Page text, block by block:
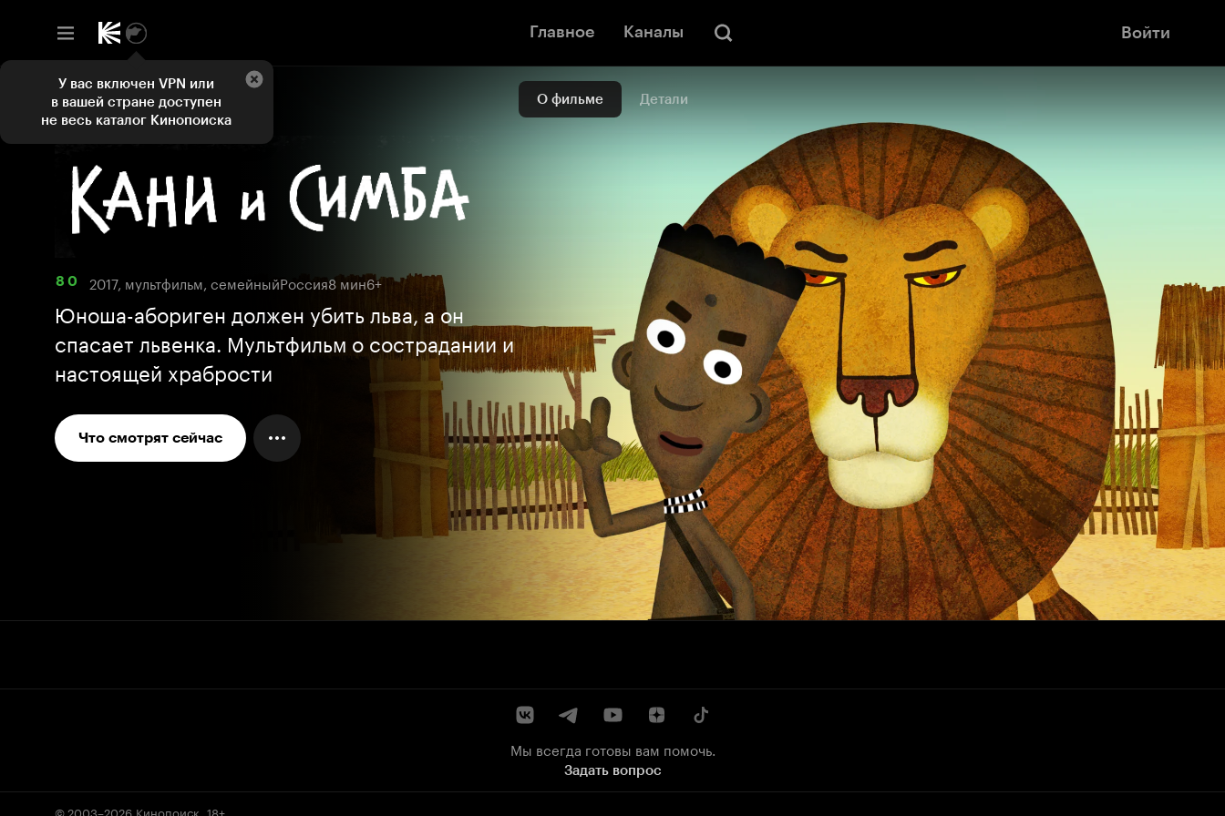
Главное Каналы Войти
О фильме Детали
8 0 2017, мультфильм, семейныйРоссия8 мин6+
Юноша-абориген должен убить льва, а он
спасает львенка. Мультфильм о сострадании и
настоящей храбрости
Что смотрят сейчас
Мы всегда готовы вам помочь.
Задать вопрос
© 2003–2026 Кинопоиск 18+
У вас включен VPN или
в вашей стране доступен
не весь каталог Кинопоиска